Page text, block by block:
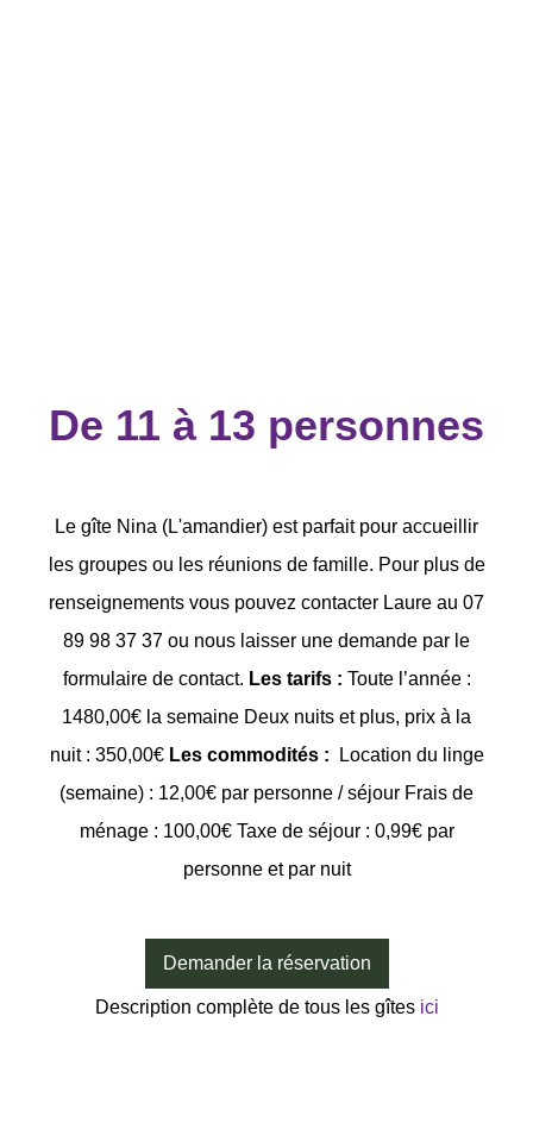
De 11 à 13 personnes
Le gîte Nina (L'amandier) est parfait pour accueillir
les groupes ou les réunions de famille. Pour plus de
renseignements vous pouvez contacter Laure au 07
89 98 37 37 ou nous laisser une demande par le
formulaire de contact. Les tarifs : Toute l’année :
1480,00€ la semaine Deux nuits et plus, prix à la
nuit : 350,00€ Les commodités :
Location du linge
(semaine) : 12,00€ par personne / séjour Frais de
ménage : 100,00€ Taxe de séjour : 0,99€ par
personne et par nuit
Demander la réservation
Description complète de tous les gîtes ici